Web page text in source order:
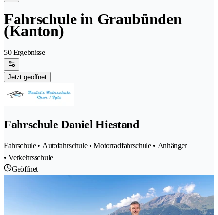
Fahrschule in Graubünden
(Kanton)
50 Ergebnisse
Jetzt geöffnet
Fahrschule Daniel Hiestand
Fahrschule • Autofahrschule • Motorradfahrschule • Anhänger
• Verkehrsschule
Geöffnet